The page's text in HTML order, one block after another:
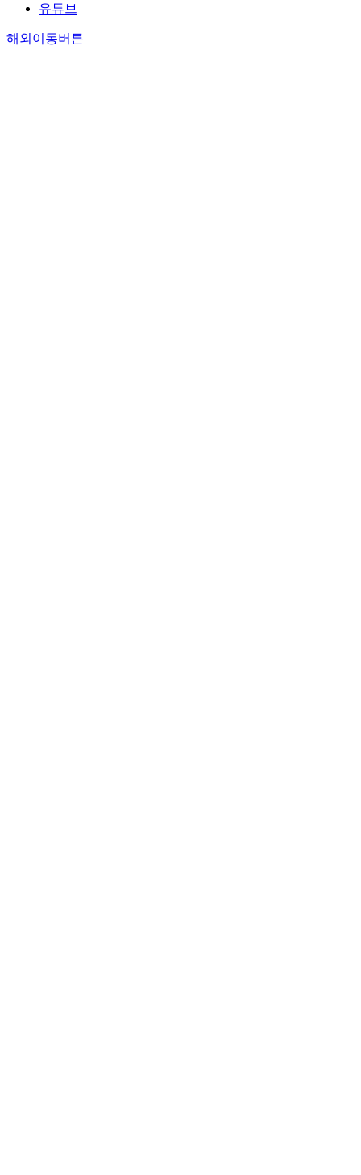
유튜브
해외이동버튼